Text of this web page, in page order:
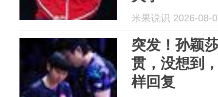
米果说识 2026-08-
突发！孙颖
贯，没想到
样回复